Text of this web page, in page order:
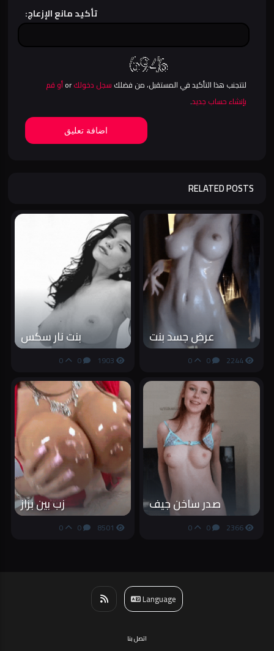
تأكيد مانع الإزعاج:
لتتجنب هذا التأكيد في المستقبل، من فضلك سجل دخولكor
أو قم
بإنشاء حساب جديد.
اضافة تعليق
RELATED POSTS
عرض جسد بنت
2244
0
0
بنت نار سكس
0
0
صدر ساخن جيف
2366
0
0
زب بين بزاز
0
0
Language
اتصل بنا